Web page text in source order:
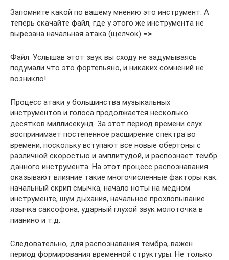
Запомните какой по вашему мнению это инструмент. А
теперь скачайте файл, где у этого же инструмента не
вырезана начальная атака (щелчок) =>
Файл. Услышав этот звук вы сходу не задумываясь
подумали что это фортепьяно, и никаких сомнений не
возникло!
Процесс атаки у большинства музыкальных
инструментов и голоса продолжается несколько
десятков миллисекунд. За этот период времени слух
воспринимает постепенное расширение спектра во
времени, поскольку вступают все новые обертоны с
различной скоростью и амплитудой, и распознает тембр
данного инструмента. На этот процесс распознавания
оказывают влияние такие многочисленные факторы как:
начальный скрип смычка, начало ноты на медном
инструменте, шум дыхания, начальное прохлопывание
язычка саксофона, ударный глухой звук молоточка в
пианино и т.д.
Следовательно, для распознавания тембра, важен
период формирования временной структуры. Не только